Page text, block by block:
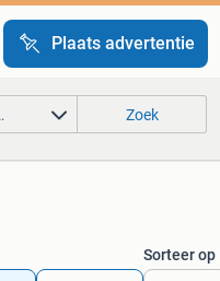
Plaats advertentie
Zoek
Sorteer op